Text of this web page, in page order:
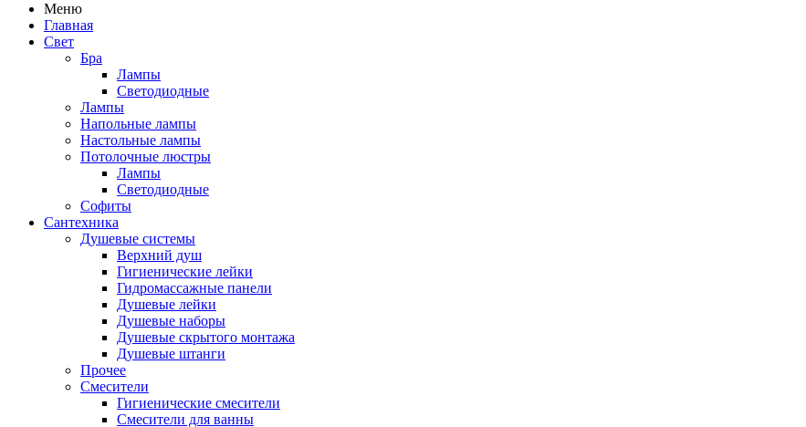
Меню
Главная
Свет
Бра
Лампы
Светодиодные
Лампы
Напольные лампы
Настольные лампы
Потолочные люстры
Лампы
Светодиодные
Софиты
Сантехника
Душевые системы
Верхний душ
Гигиенические лейки
Гидромассажные панели
Душевые лейки
Душевые наборы
Душевые скрытого монтажа
Душевые штанги
Прочее
Смесители
Гигиенические смесители
Смесители для ванны